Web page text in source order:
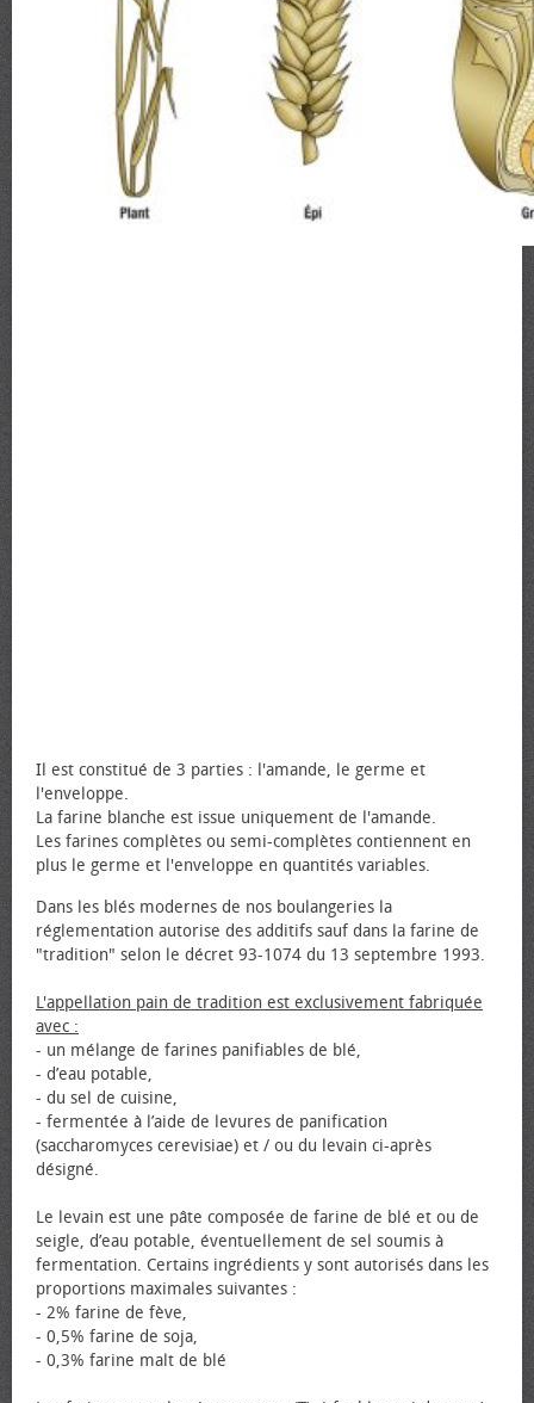
Il est constitué de 3 parties : l'amande, le germe et
l'enveloppe.
La farine blanche est issue uniquement de l'amande.
Les farines complètes ou semi-complètes contiennent en
plus le germe et l'enveloppe en quantités variables.
Dans les blés modernes de nos boulangeries la
réglementation autorise des additifs sauf dans la farine de
"tradition" selon le décret 93-1074 du 13 septembre 1993.
L'appellation pain de tradition est exclusivement fabriquée
avec :
- un mélange de farines panifiables de blé,
- d’eau potable,
- du sel de cuisine,
- fermentée à l’aide de levures de panification
(saccharomyces cerevisiae) et / ou du levain ci-après
désigné.
Le levain est une pâte composée de farine de blé et ou de
seigle, d’eau potable, éventuellement de sel soumis à
fermentation. Certains ingrédients y sont autorisés dans les
proportions maximales suivantes :
- 2% farine de fève,
- 0,5% farine de soja,
- 0,3% farine malt de blé